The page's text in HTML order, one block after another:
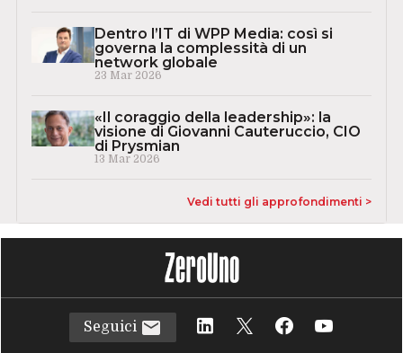
Dentro l’IT di WPP Media: così si
governa la complessità di un
network globale
23 Mar 2026
«Il coraggio della leadership»: la
visione di Giovanni Cauteruccio, CIO
di Prysmian
13 Mar 2026
Vedi tutti gli approfondimenti >
Seguici